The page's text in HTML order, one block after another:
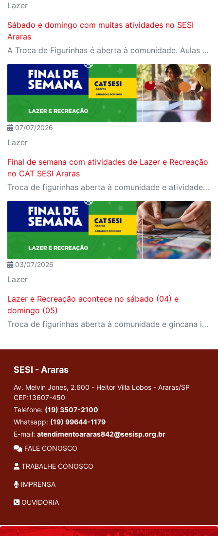
Lazer
Sábado e domingo com muitas atividades no SESI
Araras
A Troca de Figurinhas é aberta à comunidade. Aulas fitness e recreação são exclusivas para cliente SESI
07/07/2026
Lazer
Final de semana com atividades de Lazer e Recreação
no CAT SESI Araras
Troca de figurinhas aberta à comunidade e atividades exclusivas para cliente SESI
03/07/2026
Lazer
Lazer e Recreação acontece no sábado (04) e
domingo (05)
Troca de figurinhas aberta à comunidade e gincana infantil para cliente SESI são algumas atividades
SESI - Araras
Av. Melvin Jones, 2.600 - Heitor Villa Lobos - Araras/SP
CEP:13607-450
Telefone: (19) 3507-2100
Whatsapp: (19) 99644-1179
E-mail: atendimentoararas842@sesisp.org.br
FALE CONOSCO
TRABALHE CONOSCO
IMPRENSA
OUVIDORIA